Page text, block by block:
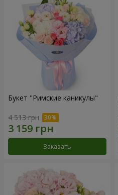
Букет "Римские каникулы"
4 513 грн
Заказать